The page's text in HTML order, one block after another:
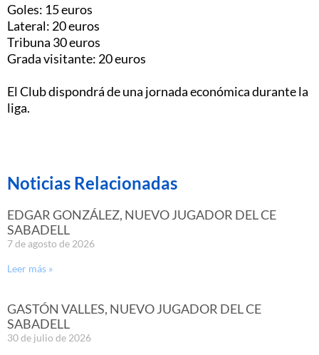
Goles: 15 euros
Lateral: 20 euros
Tribuna 30 euros
Grada visitante: 20 euros
El Club dispondrá de una jornada económica durante la
liga.
Noticias Relacionadas
EDGAR GONZÁLEZ, NUEVO JUGADOR DEL CE
SABADELL
7 de agosto de 2026
Leer más »
GASTÓN VALLES, NUEVO JUGADOR DEL CE
SABADELL
30 de julio de 2026